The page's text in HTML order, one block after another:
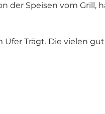
der Speisen vom Grill,
Trägt. Die vielen